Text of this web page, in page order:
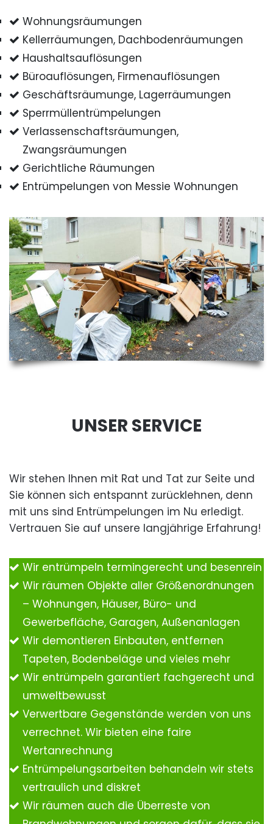
Wohnungsräumungen
Kellerräumungen, Dachbodenräumungen
Haushaltsauflösungen
Büroauflösungen, Firmenauflösungen
Geschäftsräumunge, Lagerräumungen
Sperrmüllentrümpelungen
Verlassenschaftsräumungen,
Zwangsräumungen
Gerichtliche Räumungen
Entrümpelungen von Messie Wohnungen
UNSER SERVICE
Wir stehen Ihnen mit Rat und Tat zur Seite und
Sie können sich entspannt zurücklehnen, denn
mit uns sind Entrümpelungen im Nu erledigt.
Vertrauen Sie auf unsere langjährige Erfahrung!
Wir entrümpeln termingerecht und besenrein
Wir räumen Objekte aller Größenordnungen
– Wohnungen, Häuser, Büro- und
Gewerbefläche, Garagen, Außenanlagen
Wir demontieren Einbauten, entfernen
Tapeten, Bodenbeläge und vieles mehr
Wir entrümpeln garantiert fachgerecht und
umweltbewusst
Verwertbare Gegenstände werden von uns
verrechnet. Wir bieten eine faire
Wertanrechnung
Entrümpelungsarbeiten behandeln wir stets
vertraulich und diskret
Wir räumen auch die Überreste von